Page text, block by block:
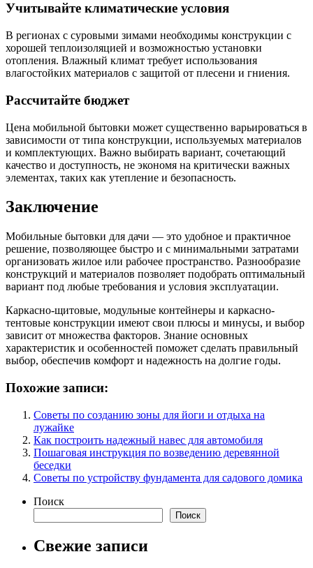
Учитывайте климатические условия
В регионах с суровыми зимами необходимы конструкции с
хорошей теплоизоляцией и возможностью установки
отопления. Влажный климат требует использования
влагостойких материалов с защитой от плесени и гниения.
Рассчитайте бюджет
Цена мобильной бытовки может существенно варьироваться в
зависимости от типа конструкции, используемых материалов
и комплектующих. Важно выбирать вариант, сочетающий
качество и доступность, не экономя на критически важных
элементах, таких как утепление и безопасность.
Заключение
Мобильные бытовки для дачи — это удобное и практичное
решение, позволяющее быстро и с минимальными затратами
организовать жилое или рабочее пространство. Разнообразие
конструкций и материалов позволяет подобрать оптимальный
вариант под любые требования и условия эксплуатации.
Каркасно-щитовые, модульные контейнеры и каркасно-
тентовые конструкции имеют свои плюсы и минусы, и выбор
зависит от множества факторов. Знание основных
характеристик и особенностей поможет сделать правильный
выбор, обеспечив комфорт и надежность на долгие годы.
Похожие записи:
Советы по созданию зоны для йоги и отдыха на
лужайке
Как построить надежный навес для автомобиля
Пошаговая инструкция по возведению деревянной
беседки
Советы по устройству фундамента для садового домика
Поиск
Поиск
Свежие записи